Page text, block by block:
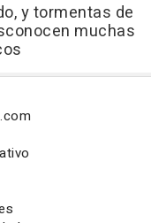
y tormentas de
muchas